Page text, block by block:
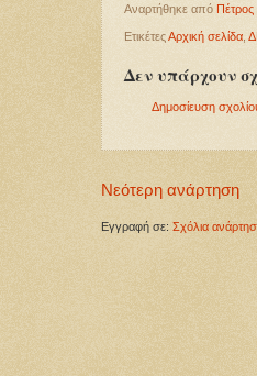
Αναρτήθηκε από
ΕτικέτεςΑρχική σελίδα
Δεν υπάρχουν
Δημοσίευση
Νεότερη ανάρτηση
Εγγραφή σε: Σχόλια